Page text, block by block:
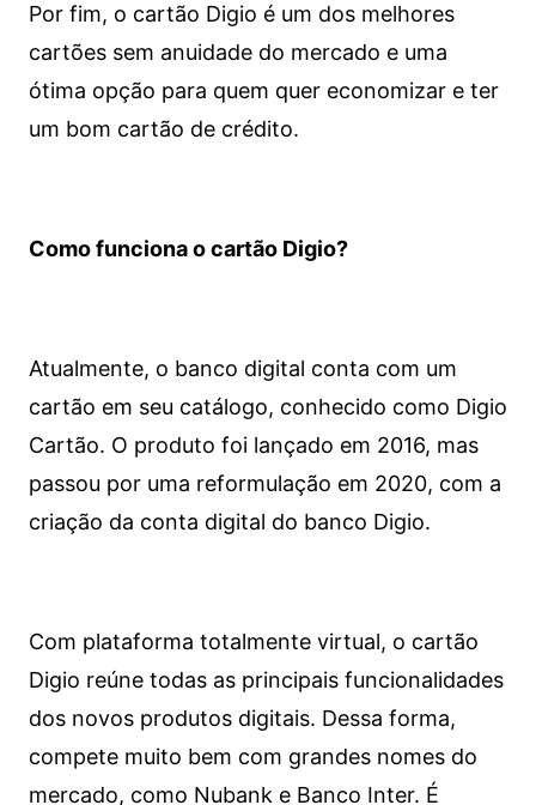
Por fim, o cartão Digio é um dos melhores
cartões sem anuidade do mercado e uma
ótima opção para quem quer economizar e ter
um bom cartão de crédito.
Como funciona o cartão Digio?
Atualmente, o banco digital conta com um
cartão em seu catálogo, conhecido como Digio
Cartão. O produto foi lançado em 2016, mas
passou por uma reformulação em 2020, com a
criação da conta digital do banco Digio.
Com plataforma totalmente virtual, o cartão
Digio reúne todas as principais funcionalidades
dos novos produtos digitais. Dessa forma,
compete muito bem com grandes nomes do
mercado, como Nubank e Banco Inter. É